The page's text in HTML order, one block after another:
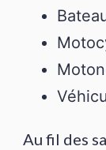
Au fil des